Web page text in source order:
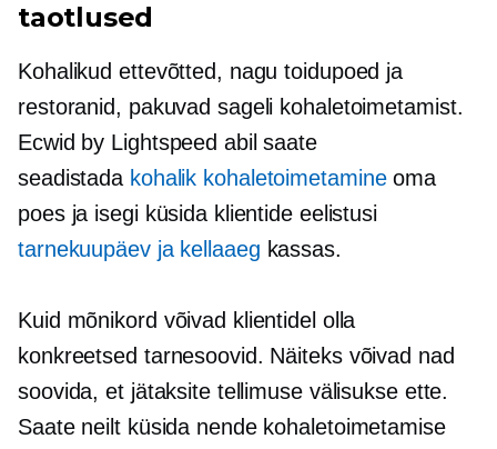
taotlused
Kohalikud ettevõtted, nagu toidupoed ja
restoranid, pakuvad sageli kohaletoimetamist.
Ecwid by Lightspeed abil saate
seadistada kohalik kohaletoimetamineoma
poes ja isegi küsida klientide eelistusi
tarnekuupäev ja kellaaeg kassas.
Kuid mõnikord võivad klientidel olla
konkreetsed tarnesoovid. Näiteks võivad nad
soovida, et jätaksite tellimuse välisukse ette.
Saate neilt küsida nende kohaletoimetamise